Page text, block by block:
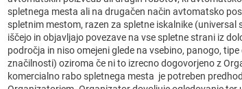
spletnega mesta ali na drugačen način avtomatsko
spletnim mestom, razen za spletne iskalnike (universal
iščejo in objavljajo povezave na vse spletne strani iz
področja in niso omejeni glede na vsebino, panogo,
značilnosti) oziroma če ni to izrecno dogovorjeno z
komercialno rabo spletnega mesta je potreben